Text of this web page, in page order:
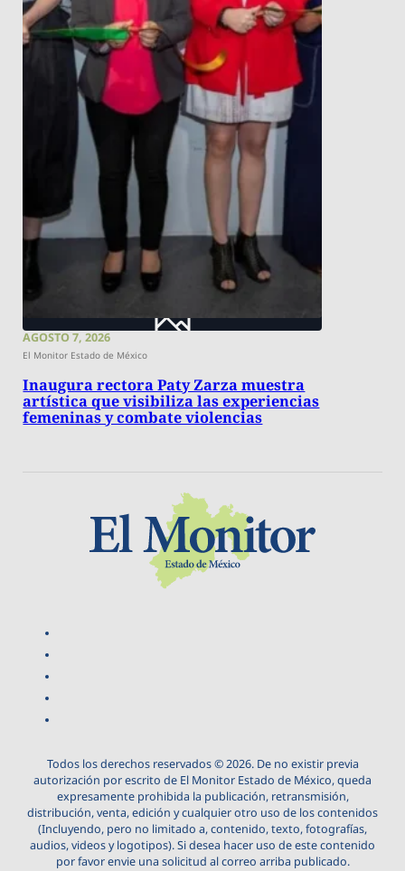
AGOSTO 7, 2026
El Monitor Estado de México
Inaugura rectora Paty Zarza muestra
artística que visibiliza las experiencias
femeninas y combate violencias
Todos los derechos reservados © 2026. De no existir previa
autorización por escrito de El Monitor Estado de México, queda
expresamente prohibida la publicación, retransmisión,
distribución, venta, edición y cualquier otro uso de los contenidos
(Incluyendo, pero no limitado a, contenido, texto, fotografías,
audios, videos y logotipos). Si desea hacer uso de este contenido
por favor envie una solicitud al correo arriba publicado.